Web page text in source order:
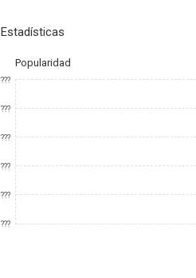
Estadísticas
Popularidad
???
???
???
???
???
???